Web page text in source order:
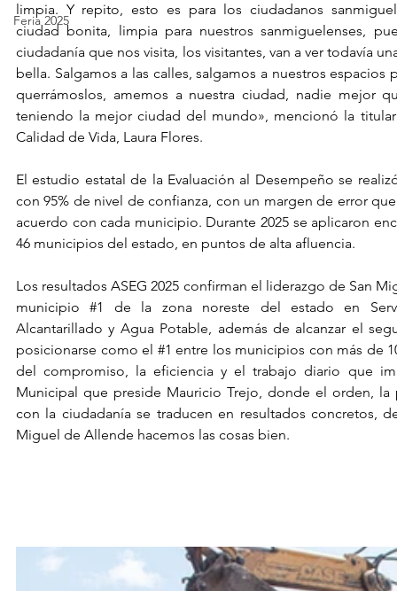
Feria 2025
limpia. Y repito, esto es para los ciudadanos
ciudad bonita, limpia para nuestros sanmiguelenses,
ciudadanía que nos visita, los visitantes, van a ver todavía
bella. Salgamos a las calles, salgamos a nuestros
querrámoslos, amemos a nuestra ciudad, nadie mejor
teniendo la mejor ciudad del mundo», mencionó la
Calidad de Vida, Laura Flores.
El estudio estatal de la Evaluación al Desempeño se
con 95% de nivel de confianza, con un margen de error que
acuerdo con cada municipio. Durante 2025 se aplicaron
46 municipios del estado, en puntos de alta afluencia.
Los resultados ASEG 2025 confirman el liderazgo de San
municipio #1
de la zona noreste del estado en
Alcantarillado y Agua Potable, además de alcanzar el
posicionarse como el #1 entre los municipios con más de
del compromiso, la eficiencia y el trabajo diario que
Municipal que preside Mauricio Trejo, donde el orden, la
con la ciudadanía se traducen en resultados concretos,
Miguel de Allende hacemos las cosas bien.